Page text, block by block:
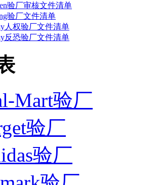
验厂审核文件清单
验厂文件清单
人权验厂文件清单
反恐验厂文件清单
Mart验厂
验厂
验厂